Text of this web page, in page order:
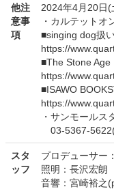
他注
意事
項
2024年4月20日
・カルテットオ
■singing dog扱
https://
■The Stone Age
https://
■ISAWO
https://
・サンモールス
03-5367-
スタ
ッフ
プロデューサー
照明：長沢宏朗
音響：宮崎裕之